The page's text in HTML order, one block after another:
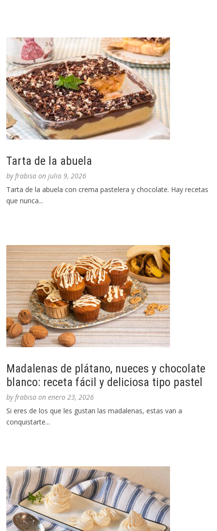
Tarta de la abuela
byfrabisa onjulio 9, 2026
Tarta de la abuela con crema pastelera y chocolate. Hay recetas
que nunca...
Madalenas de plátano, nueces y chocolate
blanco: receta fácil y deliciosa tipo pastel
byfrabisa onenero 23, 2026
Si eres de los que les gustan las madalenas, estas van a
conquistarte...